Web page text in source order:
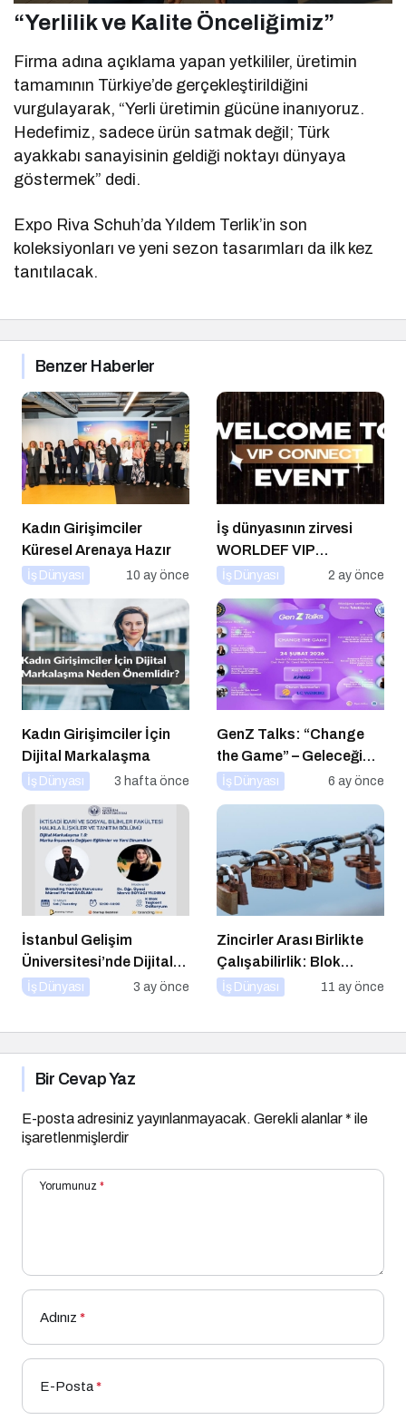
“Yerlilik ve Kalite Önceliğimiz”
Firma adına açıklama yapan yetkililer, üretimin
tamamının Türkiye’de gerçekleştirildiğini
vurgulayarak, “Yerli üretimin gücüne inanıyoruz.
Hedefimiz, sadece ürün satmak değil; Türk
ayakkabı sanayisinin geldiği noktayı dünyaya
göstermek” dedi.
Expo Riva Schuh’da Yıldem Terlik’in son
koleksiyonları ve yeni sezon tasarımları da ilk kez
tanıtılacak.
Benzer Haberler
Kadın Girişimciler
Küresel Arenaya Hazır
İş Dünyası 10 ay önce
İş dünyasının zirvesi
WORLDEF VIP
Connect’te buluştu
İş Dünyası 2 ay önce
Kadın Girişimciler İçin
Dijital Markalaşma
İş Dünyası 3 hafta önce
GenZ Talks: “Change
the Game” – Geleceği
Tasarlayanlar Sahne
İş Dünyası 6 ay önce
İstanbul Gelişim
Üniversitesi’nde Dijital
Markalaşma 1.0 Etkinliği
İş Dünyası 3 ay önce
Zincirler Arası Birlikte
Çalışabilirlik: Blok
Zincirlerin Geleceği
İş Dünyası 11 ay önce
Bir Cevap Yaz
E-posta adresiniz yayınlanmayacak. Gerekli alanlar* ile
işaretlenmişlerdir
Yorumunuz *
Adınız *
E-Posta*